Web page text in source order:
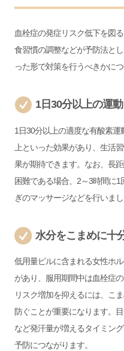
血栓症の発症リスク低下を図
食習慣の調整などが予防法と
った形で対策を行うべきかにつ
1日30分以上の運
1日30分以上の適度な有酸素
上といった効果があり、生活
果が期待できます。なお、長
困難である場合、2～3時間に
ぎのマッサージなどを行いまし
水分をこまめに十
低用量ピルに含まれる女性ホ
があり、服用期間中は血栓症
リスク増加を抑えるには、こ
防ぐことが重要になります。
など発汗量が増えるタイミン
予防につながります。